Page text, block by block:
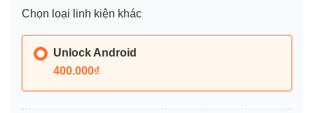
Chọn loại linh kiện khác
Unlock Android
400.000₫